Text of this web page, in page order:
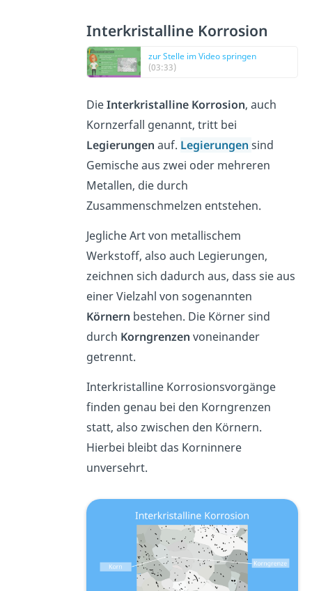
Interkristalline Korrosion
zur Stelle im Video springen
(03:33)
DieInterkristalline Korrosion, auch
Kornzerfall genannt, tritt bei
Legierungen auf. Legierungen sind
Gemische aus zwei oder mehreren
Metallen, die durch
Zusammenschmelzen entstehen.
Jegliche Art von metallischem
Werkstoff, also auch Legierungen,
zeichnen sich dadurch aus, dass sie aus
einer Vielzahl von sogenannten
Körnern bestehen. Die Körner sind
durch Korngrenzen voneinander
getrennt.
Interkristalline Korrosionsvorgänge
finden genau bei den Korngrenzen
statt, also zwischen den Körnern.
Hierbei bleibt das Korninnere
unversehrt.